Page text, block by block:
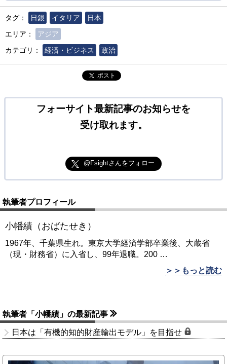
タグ： 日銀 イタリア
日本
エリア：
アジア
カテゴリ：
経済・ビジネス 政治
ポスト
フォーサイト最新記事のお知らせを
受け取れます。
@Fsightさんをフォロー
執筆者プロフィール
小幡績（おばたせき）
1967年、千葉県生れ。東京大学経済学部卒業後、大蔵省
（現・財務省）に入省し、99年退職。200 …
＞＞もっと読む
執筆者「小幡績」の最新記事
日本は「有機的知的財産輸出モデル」を目指せ